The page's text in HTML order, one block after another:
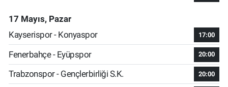
17 Mayıs, Pazar
Kayserispor - Konyaspor
17:00
Fenerbahçe - Eyüpspor 20:00
Trabzonspor - Gençlerbirliği S.K. 20:00